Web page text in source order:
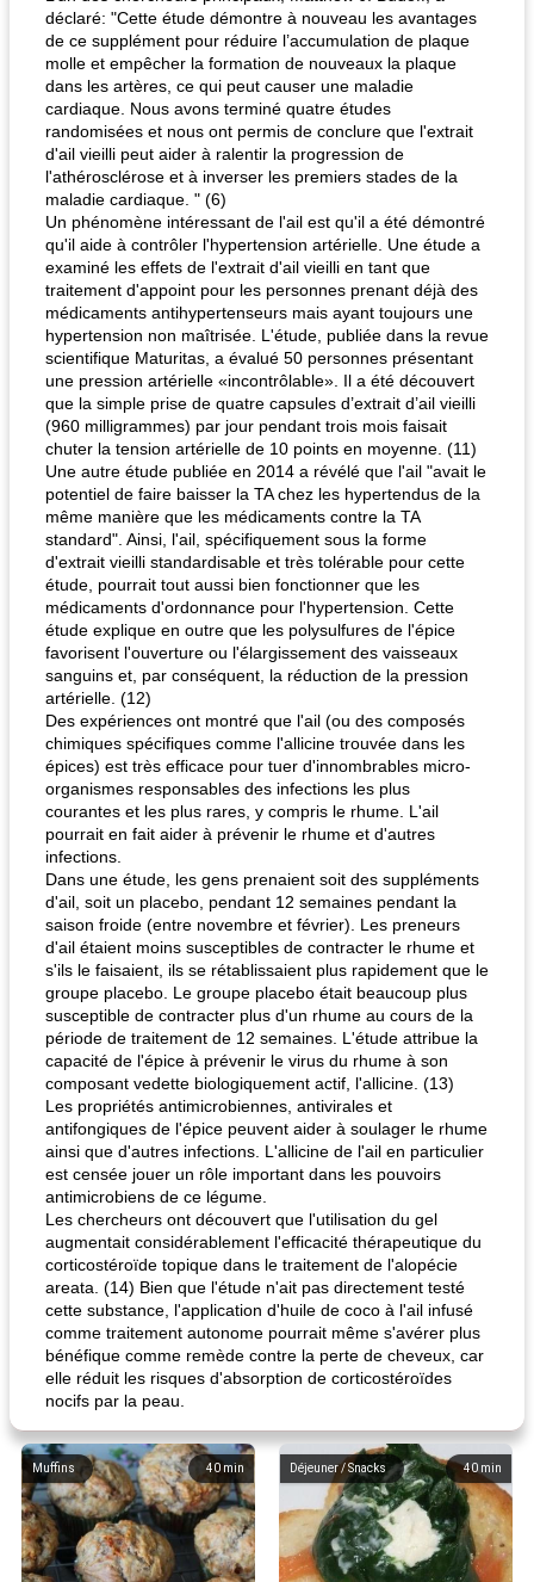
déclaré: "Cette étude démontre à nouveau les avantages
de ce supplément pour réduire l’accumulation de plaque
molle et empêcher la formation de nouveaux la plaque
dans les artères, ce qui peut causer une maladie
cardiaque. Nous avons terminé quatre études
randomisées et nous ont permis de conclure que l'extrait
d'ail vieilli peut aider à ralentir la progression de
l'athérosclérose et à inverser les premiers stades de la
maladie cardiaque. " (6)
Un phénomène intéressant de l'ail est qu'il a été démontré
qu'il aide à contrôler l'hypertension artérielle. Une étude a
examiné les effets de l'extrait d'ail vieilli en tant que
traitement d'appoint pour les personnes prenant déjà des
médicaments antihypertenseurs mais ayant toujours une
hypertension non maîtrisée. L'étude, publiée dans la revue
scientifique Maturitas, a évalué 50 personnes présentant
une pression artérielle «incontrôlable». Il a été découvert
que la simple prise de quatre capsules d’extrait d’ail vieilli
(960 milligrammes) par jour pendant trois mois faisait
chuter la tension artérielle de 10 points en moyenne. (11)
Une autre étude publiée en 2014 a révélé que l'ail "avait le
potentiel de faire baisser la TA chez les hypertendus de la
même manière que les médicaments contre la TA
standard". Ainsi, l'ail, spécifiquement sous la forme
d'extrait vieilli standardisable et très tolérable pour cette
étude, pourrait tout aussi bien fonctionner que les
médicaments d'ordonnance pour l'hypertension. Cette
étude explique en outre que les polysulfures de l'épice
favorisent l'ouverture ou l'élargissement des vaisseaux
sanguins et, par conséquent, la réduction de la pression
artérielle. (12)
Des expériences ont montré que l'ail (ou des composés
chimiques spécifiques comme l'allicine trouvée dans les
épices) est très efficace pour tuer d'innombrables micro-
organismes responsables des infections les plus
courantes et les plus rares, y compris le rhume. L'ail
pourrait en fait aider à prévenir le rhume et d'autres
infections.
Dans une étude, les gens prenaient soit des suppléments
d'ail, soit un placebo, pendant 12 semaines pendant la
saison froide (entre novembre et février). Les preneurs
d'ail étaient moins susceptibles de contracter le rhume et
s'ils le faisaient, ils se rétablissaient plus rapidement que le
groupe placebo. Le groupe placebo était beaucoup plus
susceptible de contracter plus d'un rhume au cours de la
période de traitement de 12 semaines. L'étude attribue la
capacité de l'épice à prévenir le virus du rhume à son
composant vedette biologiquement actif, l'allicine. (13)
Les propriétés antimicrobiennes, antivirales et
antifongiques de l'épice peuvent aider à soulager le rhume
ainsi que d'autres infections. L'allicine de l'ail en particulier
est censée jouer un rôle important dans les pouvoirs
antimicrobiens de ce légume.
Les chercheurs ont découvert que l'utilisation du gel
augmentait considérablement l'efficacité thérapeutique du
corticostéroïde topique dans le traitement de l'alopécie
areata. (14) Bien que l'étude n'ait pas directement testé
cette substance, l'application d'huile de coco à l'ail infusé
comme traitement autonome pourrait même s'avérer plus
bénéfique comme remède contre la perte de cheveux, car
elle réduit les risques d'absorption de corticostéroïdes
nocifs par la peau.
40 min
Muffins 40 min
Déjeuner / Snacks